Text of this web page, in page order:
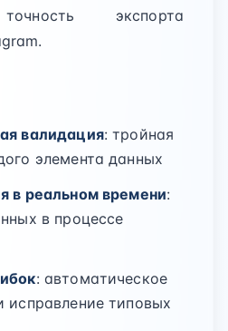
экспорта
валидация: тройная
элемента данных
в реальном времени:
в процессе
: автоматическое
исправление типовых